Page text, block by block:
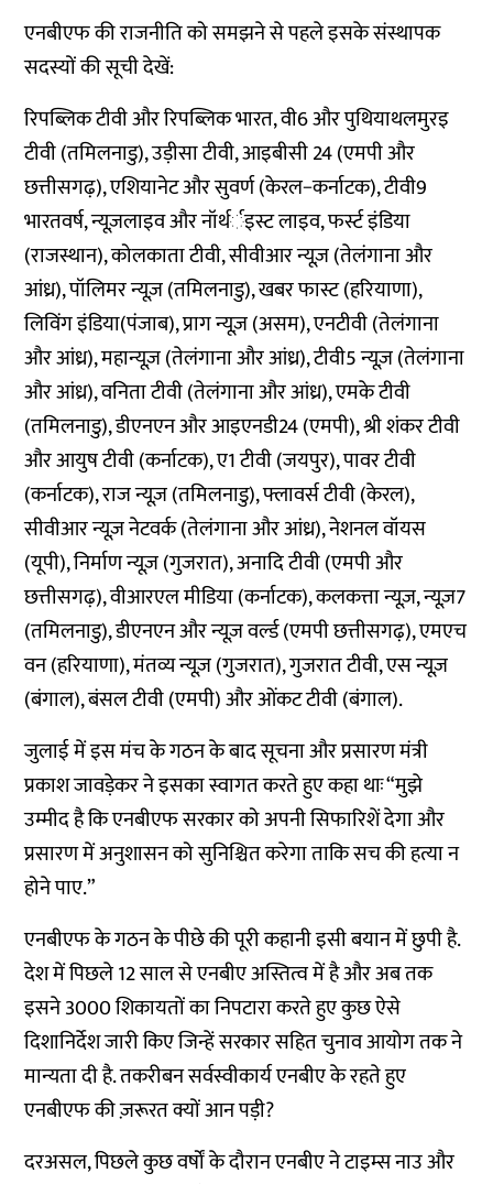
एनबीएफ की राजनीति को समझने से पहले इसके संस्थापक
सदस्यों की सूची देखें:
रिपब्लिक टीवी और रिपब्लिक भारत, वी6 और पुथियाथलमुरइ
टीवी (तमिलनाडु), उड़ीसा टीवी, आइबीसी 24 (एमपी और
छत्तीसगढ़), एशियानेट और सुवर्ण (केरल−कर्नाटक), टीवी9
भारतवर्ष, न्यूज़लाइव और नॉर्थर्इस्ट लाइव, फर्स्ट इंडिया
(राजस्थान), कोलकाता टीवी, सीवीआर न्यूज़ (तेलंगाना और
आंध्र), पॉलिमर न्यूज़ (तमिलनाडु), खबर फास्ट (हरियाणा),
लिविंग इंडिया(पंजाब), प्राग न्यूज़ (असम), एनटीवी (तेलंगाना
और आंध्र), महान्यूज़ (तेलंगाना और आंध्र), टीवी5 न्यूज़ (तेलंगाना
और आंध्र), वनिता टीवी (तेलंगाना और आंध्र), एमके टीवी
(तमिलनाडु), डीएनएन और आइएनडी24 (एमपी), श्री शंकर टीवी
और आयुष टीवी (कर्नाटक), ए1 टीवी (जयपुर), पावर टीवी
(कर्नाटक), राज न्यूज़ (तमिलनाडु), फ्लावर्स टीवी (केरल),
सीवीआर न्यूज़ नेटवर्क (तेलंगाना और आंध्र), नेशनल वॉयस
(यूपी), निर्माण न्यूज़ (गुजरात), अनादि टीवी (एमपी और
छत्तीसगढ़), वीआरएल मीडिया (कर्नाटक), कलकत्ता न्यूज़, न्यूज़7
(तमिलनाडु), डीएनएन और न्यूज़ वर्ल्ड (एमपी छत्तीसगढ़), एमएच
वन (हरियाणा), मंतव्य न्यूज़ (गुजरात), गुजरात टीवी, एस न्यूज़
(बंगाल), बंसल टीवी (एमपी) और ओंकट टीवी (बंगाल).
जुलाई में इस मंच के गठन के बाद सूचना और प्रसारण मंत्री
प्रकाश जावड़ेकर ने इसका स्वागत करते हुए कहा थाः “मुझे
उम्मीद है कि एनबीएफ सरकार को अपनी सिफारिशें देगा और
प्रसारण में अनुशासन को सुनिश्चित करेगा ताकि सच की हत्या न
होने पाए.”
एनबीएफ के गठन के पीछे की पूरी कहानी इसी बयान में छुपी है.
देश में पिछले 12 साल से एनबीए अस्तित्व में है और अब तक
इसने 3000 शिकायतों का निपटारा करते हुए कुछ ऐसे
दिशानिर्देश जारी किए जिन्हें सरकार सहित चुनाव आयोग तक ने
मान्यता दी है. तकरीबन सर्वस्वीकार्य एनबीए के रहते हुए
एनबीएफ की ज़रूरत क्यों आन पड़ी?
दरअसल, पिछले कुछ वर्षों के दौरान एनबीए ने टाइम्स नाउ और